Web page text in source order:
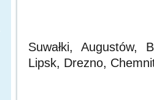
Suwałki, Augustów,
Lipsk, Drezno,